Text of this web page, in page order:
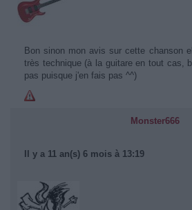
Bon sinon mon avis sur cette chanson
très technique (à la guitare en tout cas,
pas puisque j'en fais pas ^^)
Monster666
Il y a 11 an(s) 6 mois à 13:19